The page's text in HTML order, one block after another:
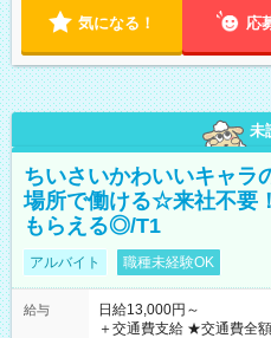
気になる！ 応
未
ちいさいかわいいキャラ
場所で働ける☆来社不要
もらえる◎/T1
アルバイト 職種未経験OK
給与
日給13,000円～
＋交通費支給 ★交通費全額支給！ ┗案件により規定あり ★日払